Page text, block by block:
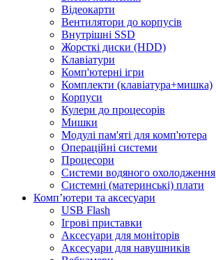
Відеокарти
Вентилятори до корпусів
Внутрішні SSD
Жорсткі диски (HDD)
Клавіатури
Комп'ютерні ігри
Комплекти (клавіатура+мишка)
Корпуси
Кулери до процесорів
Мишки
Модулі пам'яті для комп'ютера
Операційні системи
Процесори
Системи водяного охолодження
Системні (материнські) плати
Компʼютери та аксесуари
USB Flash
Ігрові приставки
Аксесуари для моніторів
Аксесуари для навушників